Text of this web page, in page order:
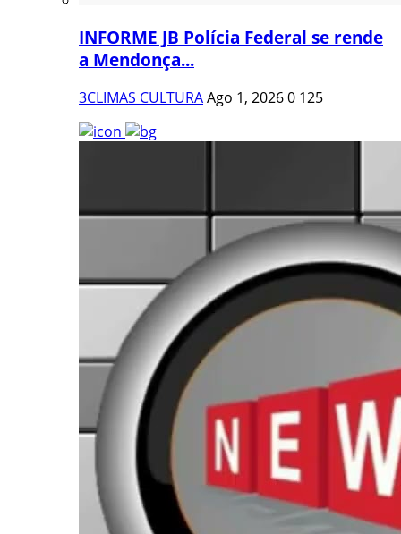
INFORME JB Polícia Federal se rende
a Mendonça...
3CLIMAS CULTURAAgo 1, 20260 125